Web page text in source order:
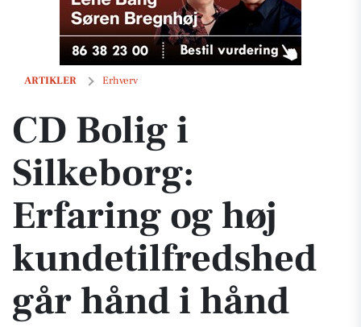
ARTIKLER Erhverv
CD Bolig i Silkeborg: Erfaring og høj kundetilfredshed går hånd i
CD Bolig i
Silkeborg:
Erfaring og høj
kundetilfredshed
går hånd i hånd